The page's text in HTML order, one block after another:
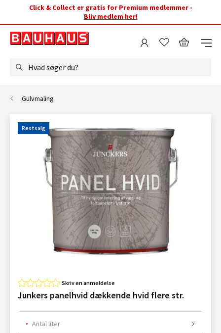
Click & Collect er gratis for Premium medlemmer -
Bliv medlem her!
Hvad søger du?
Gulvmaling
Restsalg
Skriv en anmeldelse
Junkers panelhvid dækkende hvid flere str.
Antal liter